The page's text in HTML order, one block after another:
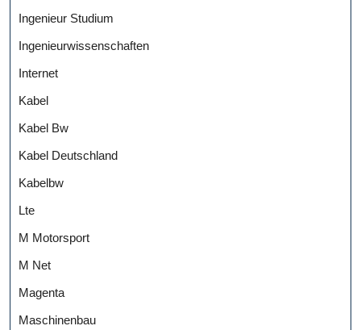
Ingenieur Studium
Ingenieurwissenschaften
Internet
Kabel
Kabel Bw
Kabel Deutschland
Kabelbw
Lte
M Motorsport
M Net
Magenta
Maschinenbau